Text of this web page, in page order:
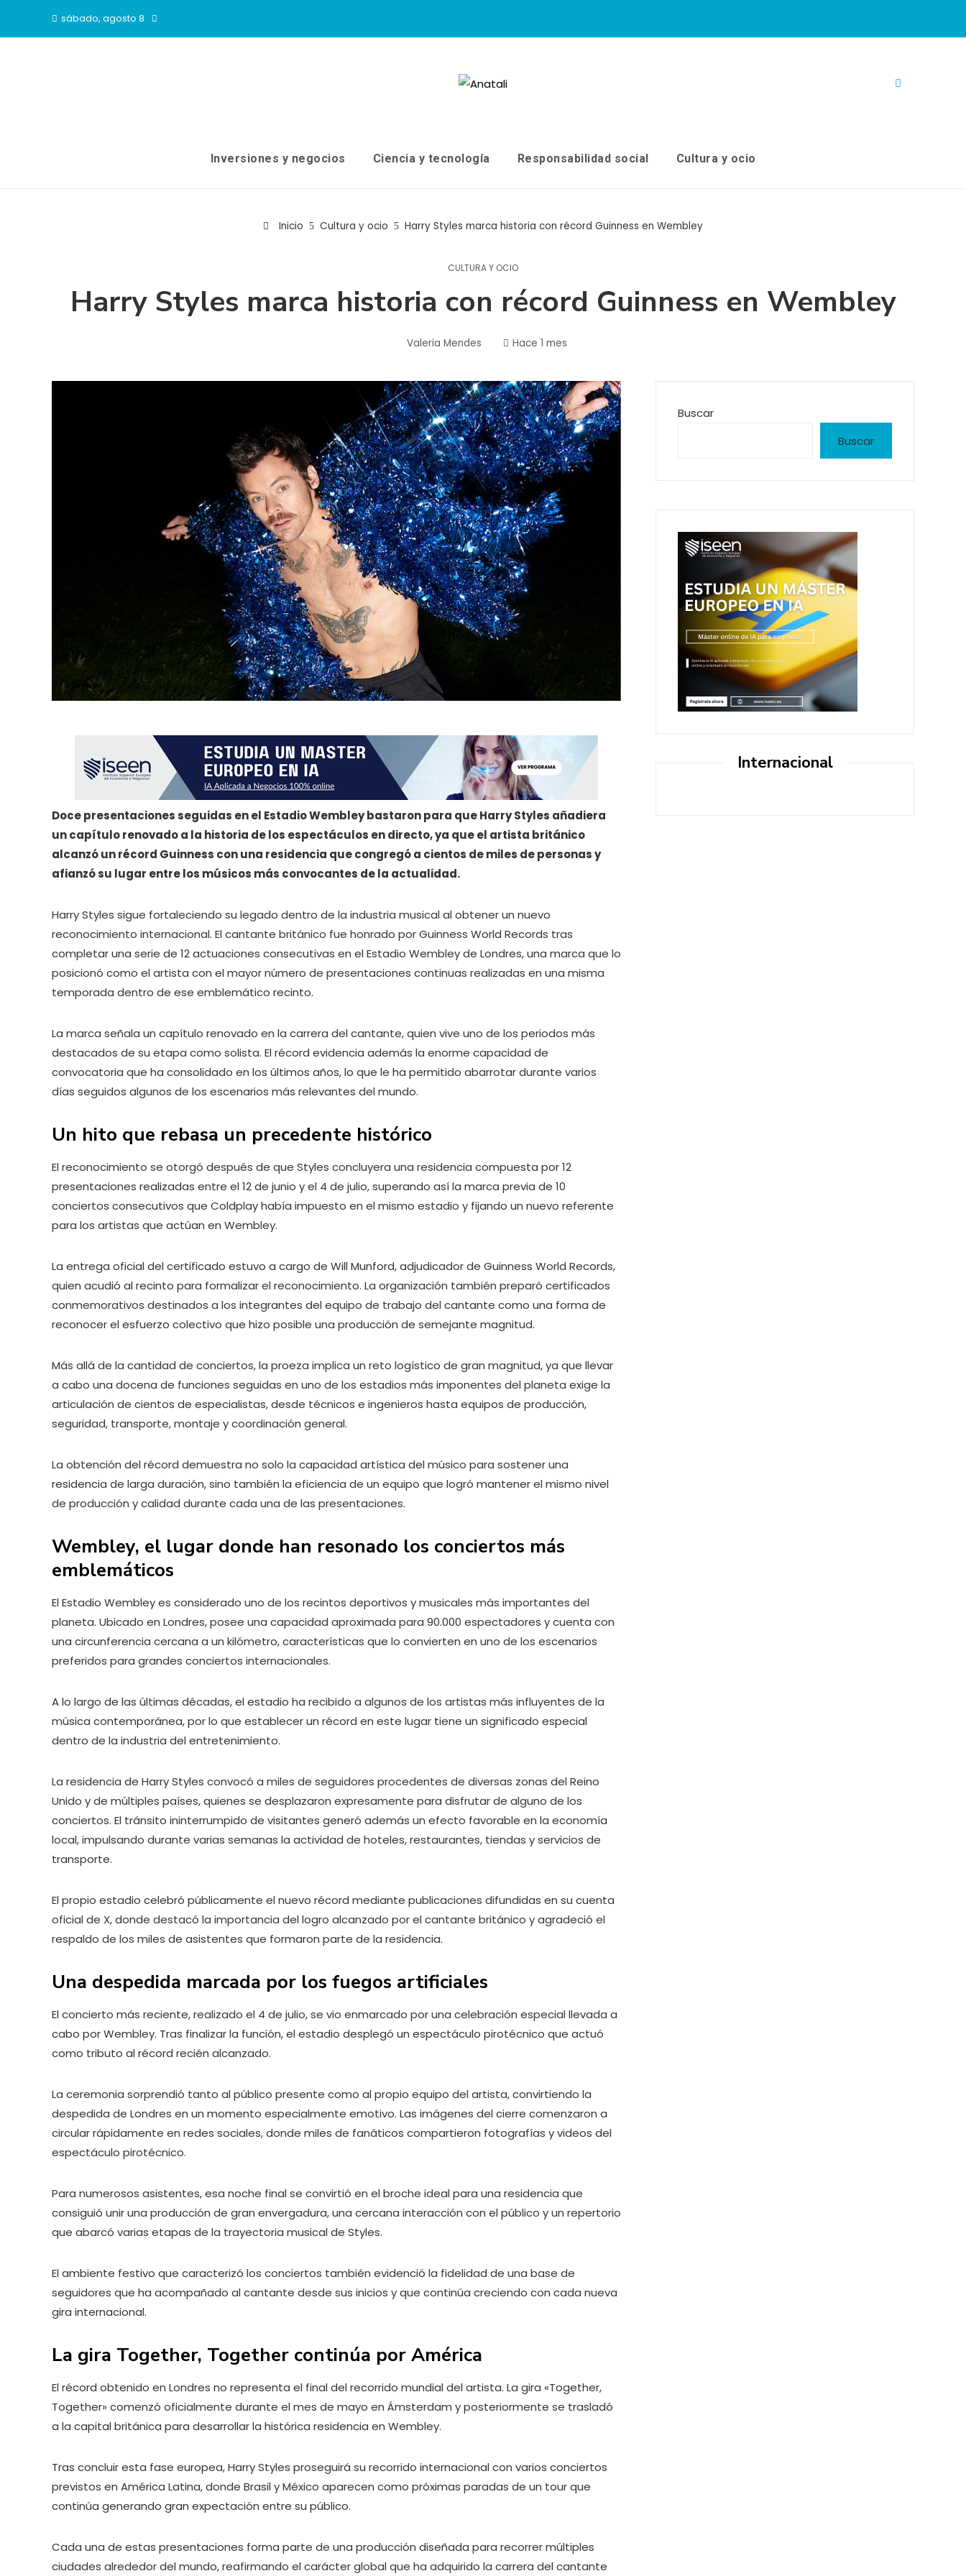
sábado, agosto 8
Inversiones y negocios Ciencia y tecnología Responsabilidad social Cultura y ocio
Inicio Cultura y ocio Harry Styles marca historia con récord Guinness en Wembley
CULTURA Y OCIO
Harry Styles marca historia con récord Guinness en Wembley
Valeria Mendes Hace 1 mes
Doce presentaciones seguidas en el Estadio Wembley bastaron para que Harry Styles añadiera
un capítulo renovado a la historia de los espectáculos en directo, ya que el artista británico
alcanzó un récord Guinness con una residencia que congregó a cientos de miles de personas y
afianzó su lugar entre los músicos más convocantes de la actualidad.
Harry Styles sigue fortaleciendo su legado dentro de la industria musical al obtener un nuevo
reconocimiento internacional. El cantante británico fue honrado por Guinness World Records tras
completar una serie de 12 actuaciones consecutivas en el Estadio Wembley de Londres, una marca que lo
posicionó como el artista con el mayor número de presentaciones continuas realizadas en una misma
temporada dentro de ese emblemático recinto.
La marca señala un capítulo renovado en la carrera del cantante, quien vive uno de los periodos más
destacados de su etapa como solista. El récord evidencia además la enorme capacidad de
convocatoria que ha consolidado en los últimos años, lo que le ha permitido abarrotar durante varios
días seguidos algunos de los escenarios más relevantes del mundo.
Un hito que rebasa un precedente histórico
El reconocimiento se otorgó después de que Styles concluyera una residencia compuesta por 12
presentaciones realizadas entre el 12 de junio y el 4 de julio, superando así la marca previa de 10
conciertos consecutivos que Coldplay había impuesto en el mismo estadio y fijando un nuevo referente
para los artistas que actúan en Wembley.
La entrega oficial del certificado estuvo a cargo de Will Munford, adjudicador de Guinness World Records,
quien acudió al recinto para formalizar el reconocimiento. La organización también preparó certificados
conmemorativos destinados a los integrantes del equipo de trabajo del cantante como una forma de
reconocer el esfuerzo colectivo que hizo posible una producción de semejante magnitud.
Más allá de la cantidad de conciertos, la proeza implica un reto logístico de gran magnitud, ya que llevar
a cabo una docena de funciones seguidas en uno de los estadios más imponentes del planeta exige la
articulación de cientos de especialistas, desde técnicos e ingenieros hasta equipos de producción,
seguridad, transporte, montaje y coordinación general.
La obtención del récord demuestra no solo la capacidad artística del músico para sostener una
residencia de larga duración, sino también la eficiencia de un equipo que logró mantener el mismo nivel
de producción y calidad durante cada una de las presentaciones.
Wembley, el lugar donde han resonado los conciertos más
emblemáticos
El Estadio Wembley es considerado uno de los recintos deportivos y musicales más importantes del
planeta. Ubicado en Londres, posee una capacidad aproximada para 90.000 espectadores y cuenta con
una circunferencia cercana a un kilómetro, características que lo convierten en uno de los escenarios
preferidos para grandes conciertos internacionales.
A lo largo de las últimas décadas, el estadio ha recibido a algunos de los artistas más influyentes de la
música contemporánea, por lo que establecer un récord en este lugar tiene un significado especial
dentro de la industria del entretenimiento.
La residencia de Harry Styles convocó a miles de seguidores procedentes de diversas zonas del Reino
Unido y de múltiples países, quienes se desplazaron expresamente para disfrutar de alguno de los
conciertos. El tránsito ininterrumpido de visitantes generó además un efecto favorable en la economía
local, impulsando durante varias semanas la actividad de hoteles, restaurantes, tiendas y servicios de
transporte.
El propio estadio celebró públicamente el nuevo récord mediante publicaciones difundidas en su cuenta
oficial de X, donde destacó la importancia del logro alcanzado por el cantante británico y agradeció el
respaldo de los miles de asistentes que formaron parte de la residencia.
Una despedida marcada por los fuegos artificiales
El concierto más reciente, realizado el 4 de julio, se vio enmarcado por una celebración especial llevada a
cabo por Wembley. Tras finalizar la función, el estadio desplegó un espectáculo pirotécnico que actuó
como tributo al récord recién alcanzado.
La ceremonia sorprendió tanto al público presente como al propio equipo del artista, convirtiendo la
despedida de Londres en un momento especialmente emotivo. Las imágenes del cierre comenzaron a
circular rápidamente en redes sociales, donde miles de fanáticos compartieron fotografías y videos del
espectáculo pirotécnico.
Para numerosos asistentes, esa noche final se convirtió en el broche ideal para una residencia que
consiguió unir una producción de gran envergadura, una cercana interacción con el público y un repertorio
que abarcó varias etapas de la trayectoria musical de Styles.
El ambiente festivo que caracterizó los conciertos también evidenció la fidelidad de una base de
seguidores que ha acompañado al cantante desde sus inicios y que continúa creciendo con cada nueva
gira internacional.
La gira Together, Together continúa por América
El récord obtenido en Londres no representa el final del recorrido mundial del artista. La gira «Together,
Together» comenzó oficialmente durante el mes de mayo en Ámsterdam y posteriormente se trasladó
a la capital británica para desarrollar la histórica residencia en Wembley.
Tras concluir esta fase europea, Harry Styles proseguirá su recorrido internacional con varios conciertos
previstos en América Latina, donde Brasil y México aparecen como próximas paradas de un tour que
continúa generando gran expectación entre su público.
Cada una de estas presentaciones forma parte de una producción diseñada para recorrer múltiples
ciudades alrededor del mundo, reafirmando el carácter global que ha adquirido la carrera del cantante
Buscar
Buscar
Internacional